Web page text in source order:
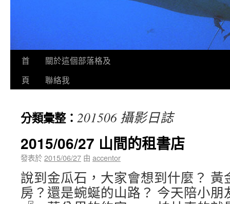
首
頁
關於這個部落格及
聯絡我
分類彙整： 201506 攝影日誌
2015/06/27 山間的租書店
發表於2015/06/27 由 accentor
說到金瓜石，大家會想到什麼？
房？還是蜿蜒的山路？ 今天陪小朋